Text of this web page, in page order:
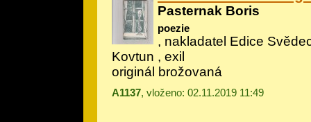
Pasternak Boris
poezie
, nakladatel Edice
Kovtun , exil
originál brožovaná
A1137, vloženo: 02.11.2019 11:49